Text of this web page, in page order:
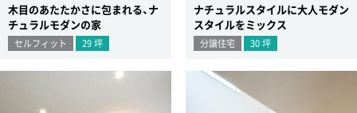
木目のあたたかさに包まれる、ナ
チュラルモダンの家
セルフィット 29坪
ナチュラルスタイルに大人モダン
スタイルをミックス
分譲住宅 30坪